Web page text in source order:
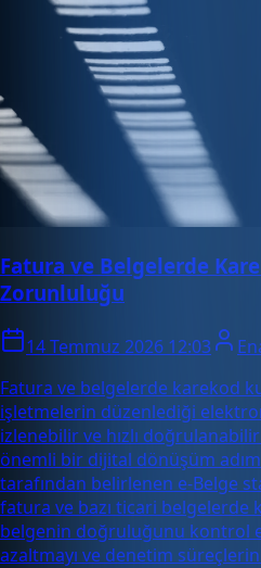
Fatura ve Belgelerde
Zorunluluğu
14 Temmuz 2026 12:03
Fatura ve belgelerde karekod
işletmelerin düzenlediği
izlenebilir ve hızlı
önemli bir dijital dönüşüm
tarafından belirlenen e-Belge
fatura ve bazı ticari belgelerde
belgenin doğruluğunu kontrol
azaltmayı ve denetim